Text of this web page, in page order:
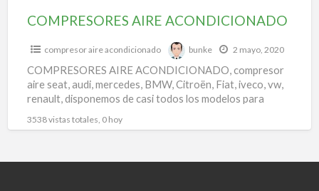
COMPRESORES AIRE ACONDICIONADO
compresor aire acondicionado bunke 2 mayo, 2020
COMPRESORES AIRE ACONDICIONADO, compresor
aire seat, audi, mercedes, BMW, Citroën, Fiat, iveco, vw,
renault, disponemos de casi todos los modelos para
3538 vistas totales, 0 hoy